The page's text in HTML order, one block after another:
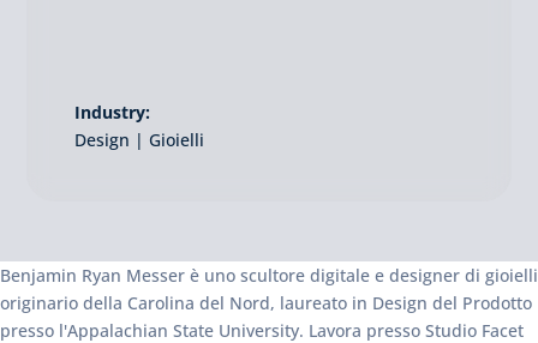
Industry:
Design | Gioielli
Benjamin Ryan Messer è uno scultore digitale e designer di gioielli
originario della Carolina del Nord, laureato in Design del Prodotto
presso l'Appalachian State University. Lavora presso Studio Facet